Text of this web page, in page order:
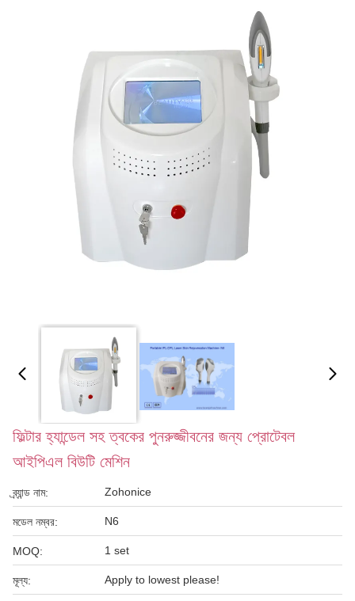
ফিল্টার হ্যান্ডেল সহ ত্বকের পুনরুজ্জীবনের জন্য প্রোটেবল
আইপিএল বিউটি মেশিন
ব্র্যান্ড নাম: Zohonice
মডেল নম্বর: N6
MOQ: 1 set
মূল্য: Apply to lowest please!